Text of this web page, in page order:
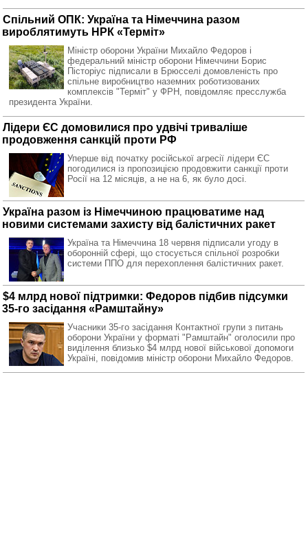
Спільний ОПК: Україна та Німеччина разом
вироблятимуть НРК «Терміт»
Міністр оборони України Михайло Федоров і
федеральний міністр оборони Німеччини Борис
Пісторіус підписали в Брюсселі домовленість про
спільне виробництво наземних роботизованих
комплексів "Терміт" у ФРН, повідомляє пресслужба
президента України.
Лідери ЄС домовилися про удвічі триваліше
продовження санкцій проти РФ
Уперше від початку російської агресії лідери ЄС
погодилися із пропозицією продовжити санкції проти
Росії на 12 місяців, а не на 6, як було досі.
Україна разом із Німеччиною працюватиме над
новими системами захисту від балістичних ракет
Україна та Німеччина 18 червня підписали угоду в
оборонній сфері, що стосується спільної розробки
системи ППО для перехоплення балістичних ракет.
$4 млрд нової підтримки: Федоров підбив підсумки
35-го засідання «Рамштайну»
Учасники 35-го засідання Контактної групи з питань
оборони України у форматі "Рамштайн" оголосили про
виділення близько $4 млрд нової військової допомоги
Україні, повідомив міністр оборони Михайло Федоров.